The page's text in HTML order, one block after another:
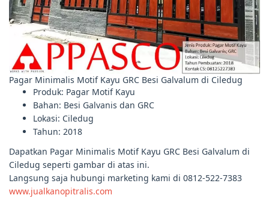
Pagar Minimalis Motif Kayu GRC Besi Galvalum di Ciledug
Produk: Pagar Motif Kayu
Bahan: Besi Galvanis dan GRC
Lokasi: Ciledug
Tahun: 2018
Dapatkan Pagar Minimalis Motif Kayu GRC Besi Galvalum di
Ciledug seperti gambar di atas ini.
Langsung saja hubungi marketing kami di 0812-522-7383
www.jualkanopitralis.com